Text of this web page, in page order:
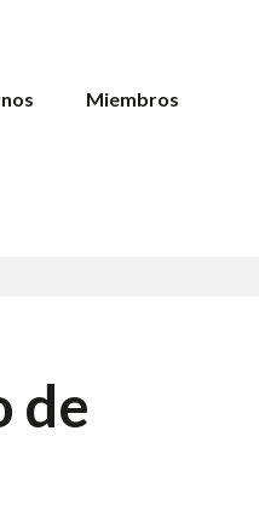
Miembros
de